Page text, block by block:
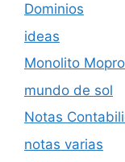
Dominios
ideas
Monolito
mundo de sol
Notas
notas varias